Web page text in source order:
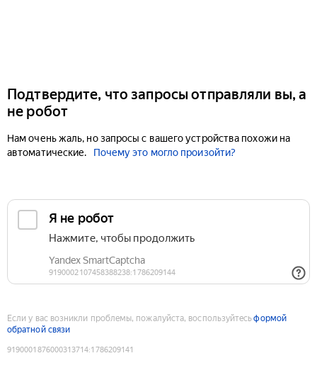
Подтвердите, что запросы отправляли вы, а
не робот
Нам очень жаль, но запросы с вашего устройства похожи на
автоматические.
Почему это могло произойти?
Если у вас возникли проблемы, пожалуйста, воспользуйтесьформой
обратной связи
9190001876000313714:1786209141